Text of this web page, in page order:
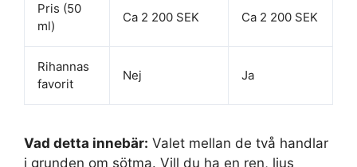
Pris (50
ml)
Ca 2 200 SEK Ca 2 200 SEK
Rihannas
favorit
Nej Ja
Vad detta innebär: Valet mellan de två handlar
i grunden om sötma. Vill du ha en ren, ljus